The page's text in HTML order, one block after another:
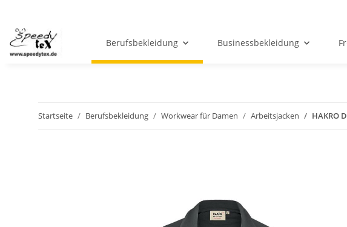
Berufsbekleidung Businessbekleidung
Startseite Berufsbekleidung Workwear für Damen Arbeitsjacken HAKRO